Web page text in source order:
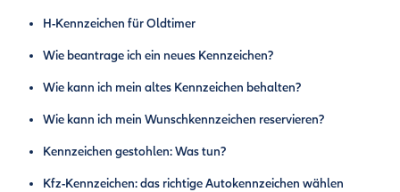
H-Kennzeichen für Oldtimer
Wie beantrage ich ein neues Kennzeichen?
Wie kann ich mein altes Kennzeichen behalten?
Wie kann ich mein Wunschkennzeichen reservieren?
Kennzeichen gestohlen: Was tun?
Kfz-Kennzeichen: das richtige Autokennzeichen wählen